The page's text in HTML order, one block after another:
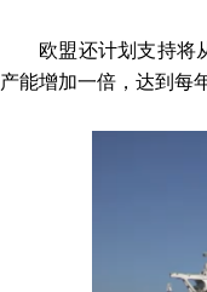
欧盟还计划支持将
产能增加一倍，达到每